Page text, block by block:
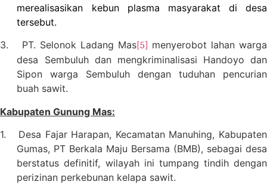
merealisasikan kebun plasma masyarakat di desa
tersebut.
3.
PT. Selonok Ladang Mas[5] menyerobot lahan warga
desa Sembuluh dan mengkriminalisasi Handoyo dan
Sipon warga Sembuluh dengan tuduhan pencurian
buah sawit.
Kabupaten Gunung Mas:
1.
Desa Fajar Harapan, Kecamatan Manuhing, Kabupaten
Gumas, PT Berkala Maju Bersama (BMB), sebagai desa
berstatus definitif, wilayah ini tumpang tindih dengan
perizinan perkebunan kelapa sawit.